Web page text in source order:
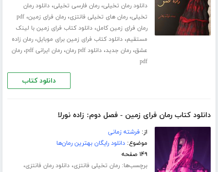
دانلود رمان تخیلی،رمان فارسی تخیلی،دانلود رمان
تخیلی،رمان های تخیلی فانتزی،رمان فرای زمین،pdf
رمان فرای زمین کامل،دانلود کتاب فرای زمین با لینک
مستقیم،دانلود کتاب فرای زمین برای موبایل،رمان زاده
عشق،رمان جدید،دانلود pdf رمان ،رمان ایرانی pdf ،رمان
pdf
دانلود کتاب
دانلود کتاب رمان فرای زمین - فصل دوم: زاده نورلا
از:فرشته زمانی
موضوع:دانلود رایگان بهترین رمان‌ها
۱۴۹ صفحه
برچسب‌ها:رمان تخیلی فانتزی،دانلود رمان فانتزی،